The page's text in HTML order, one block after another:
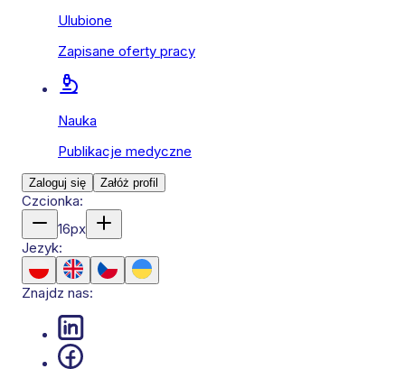
Ulubione
Zapisane oferty pracy
Nauka
Publikacje medyczne
Zaloguj się Załóż profil
Czcionka:
16px
Jezyk:
Znajdz nas: